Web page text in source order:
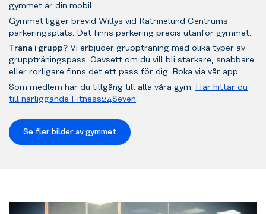
gymmet är din mobil.
Gymmet ligger brevid Willys vid Katrinelund Centrums
parkeringsplats. Det finns parkering precis utanför gymmet.
Träna i grupp? Vi erbjuder gruppträning med olika typer av
gruppträningspass. Oavsett om du vill bli starkare, snabbare
eller rörligare finns det ett pass för dig. Boka via vår app.
Som medlem har du tillgång till alla våra gym. Här hittar du
till närliggande Fitness24Seven.
Se fler bilder av gymmet